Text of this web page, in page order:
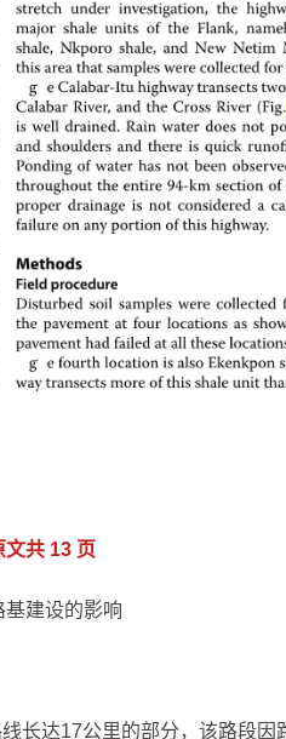
文共 13 页
建设的影响
长达17公里的部分，该路段因